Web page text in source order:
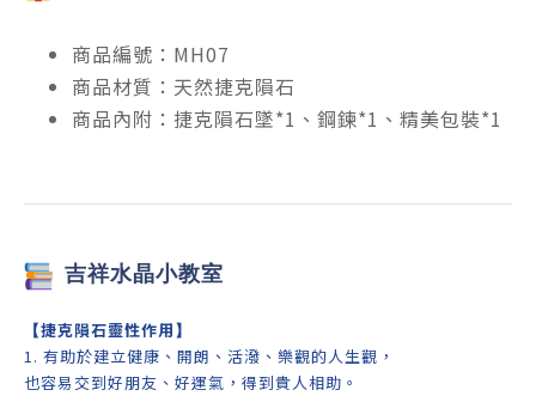
商品編號：MH07
商品材質：天然捷克隕石
商品內附：捷克隕石墜*1、鋼鍊*1、精美包裝*1
吉祥水晶小教室
【捷克隕石靈性作用】
1. 有助於建立健康、開朗、活潑、樂觀的人生觀，
也容易交到好朋友、好運氣，得到貴人相助。